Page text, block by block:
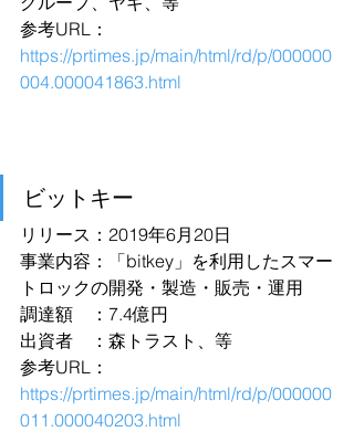
参考URL：
https://prtimes.jp/main/html/rd/p/000000
004.000041863.html
ビットキー
リリース：2019年6月20日
事業内容：「bitkey」を利用したスマー
トロックの開発・製造・販売・運用
調達額　：7.4億円
出資者　：森トラスト、等
参考URL：
https://prtimes.jp/main/html/rd/p/000000
011.000040203.html